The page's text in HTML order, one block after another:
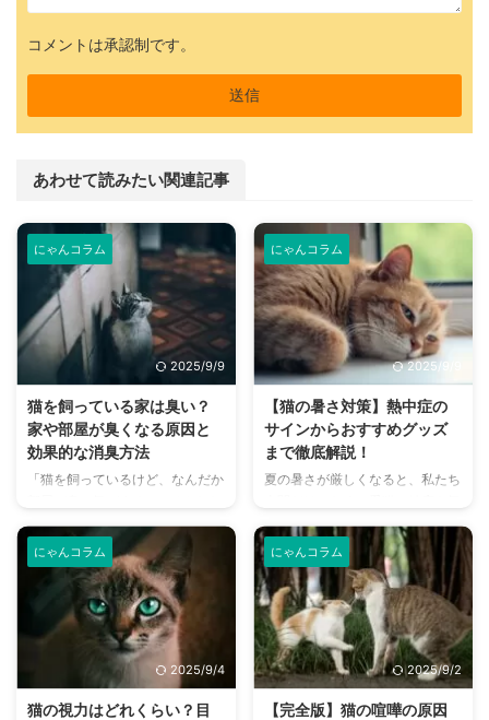
コメントは承認制です。
あわせて読みたい関連記事
にゃんコラム
2025/9/9
猫を飼っている家は臭い？
家や部屋が臭くなる原因と
効果的な消臭方法
「猫を飼っているけど、なんだか
悩みはありませんか？猫との暮ら
しは幸せで満ちていますが、独特
のにおいが気になるという飼い主
さんは少なくありません。 特
に、来客時などは「うちのにお
い、大丈夫かな？」と不安に感じ
てしまうこともあるでしょう。
この記事では、猫のにおいの原因
にゃんコラム
2025/9/9
【猫の暑さ対策】熱中症の
サインからおすすめグッズ
まで徹底解説！
夏の暑さが厳しくなると、私たち
になりますよね。特に猫は汗腺が
少なく、人間のように汗をかいて
体温を調節することが苦手なた
め、熱中症になりやすい動物で
す。 この記事では、猫の熱中症
の初期サインから、エアコンを使
わずにできる効果的な暑さ対策、
快適に過ごせるひんやりグッズの
にゃんコラム
2025/9/4
猫の視力はどれくらい？目
にゃんコラム
2025/9/2
【完全版】猫の喧嘩の原因